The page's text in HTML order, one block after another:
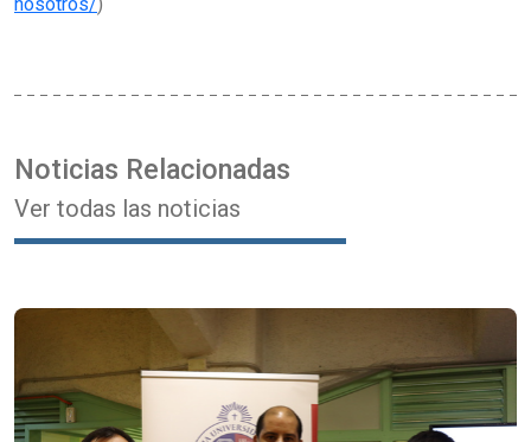
nosotros/)
Noticias Relacionadas
Ver todas las noticias